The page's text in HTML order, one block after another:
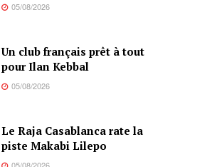
05/08/2026
Un club français prêt à tout
pour Ilan Kebbal
05/08/2026
Le Raja Casablanca rate la
piste Makabi Lilepo
05/08/2026